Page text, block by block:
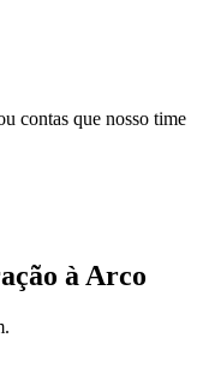
contas que nosso time
à Arco